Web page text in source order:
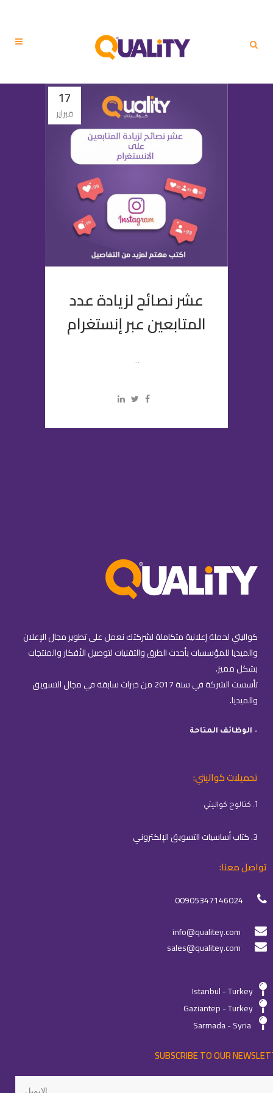
17
فبراير
عشر نصائح لزيادة عدد
المتابعين عبر إنستغرام
...
كواليتي لحملة إعلانية متكاملة لشركتك نعمل على تطوير مجال الإعلان
والميديا للمؤسسات بأحدث الطرق والتقنيات لتوصيل الأفكار والمنتجات
بشكل مميز.
تأسست الشركة في سنة 2017 من خبرات سابقة في مجال التسويق
والميديا.
– الوظائف المتاحة
تحميلات كواليتي:
1. كتالوج كواليتي
3. كتاب أساسيات التسويق الإلكتروني
تواصل معنا:
00905347146024
info@qualitey.com
sales@qualitey.com
Istanbul - Turkey
Gaziantep - Turkey
Sarmada - Syria
SUBSCRIBE TO OUR